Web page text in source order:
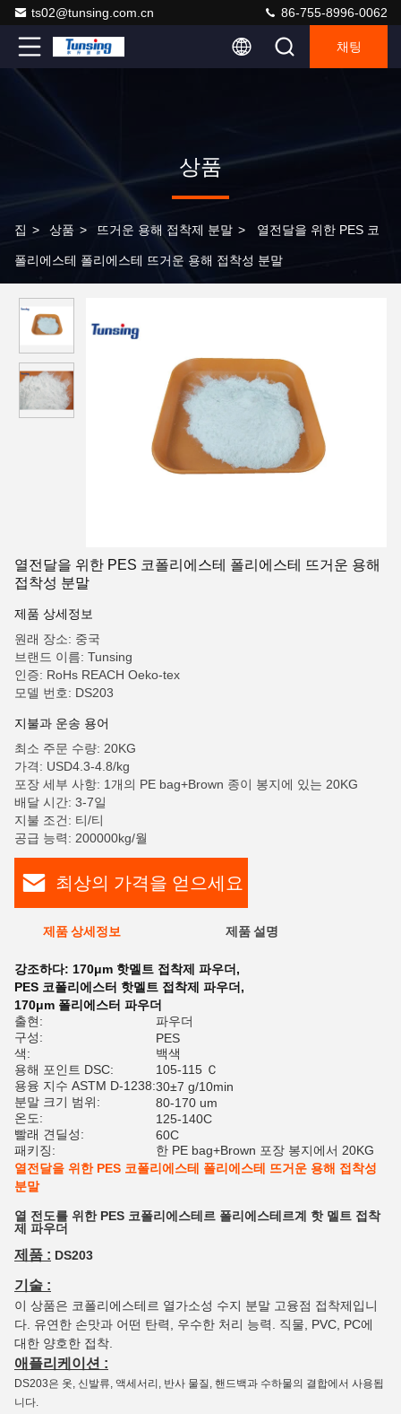
ts02@tunsing.com.cn 86-755-8996-0062
채팅
상품
집 > 상품 > 뜨거운 용해 접착제 분말 > 열전달을 위한 PES 코
폴리에스테 폴리에스테 뜨거운 용해 접착성 분말
열전달을 위한 PES 코폴리에스테 폴리에스테 뜨거운 용해
접착성 분말
제품 상세정보
원래 장소: 중국
브랜드 이름: Tunsing
인증: RoHs REACH Oeko-tex
모델 번호: DS203
지불과 운송 용어
최소 주문 수량: 20KG
가격: USD4.3-4.8/kg
포장 세부 사항: 1개의 PE bag+Brown 종이 봉지에 있는 20KG
배달 시간: 3-7일
지불 조건: 티/티
공급 능력: 200000kg/월
최상의 가격을 얻으세요
제품 상세정보 제품 설명
강조하다: 170μm 핫멜트 접착제 파우더 ,
PES 코폴리에스터 핫멜트 접착제 파우더 ,
170μm 폴리에스터 파우더
출현:
파우더
구성:
PES
색:
백색
용해 포인트 DSC:
105-115 Ｃ
용융 지수 ASTM D-1238:30±7 g/10min
분말 크기 범위:
80-170 um
온도:
125-140C
빨래 견딜성:
60C
패키징:
한 PE bag+Brown 포장 봉지에서 20KG
열전달을 위한 PES 코폴리에스테 폴리에스테 뜨거운 용해 접착성
분말
열 전도를 위한 PES 코폴리에스테르 폴리에스테르계 핫 멜트 접착
제 파우더
제품 : DS203
기술 :
이 상품은 코폴리에스테르 열가소성 수지 분말 고융점 접착제입니
다. 유연한 손맛과 어떤 탄력, 우수한 처리 능력. 직물, PVC, PC에
대한 양호한 접착.
애플리케이션 :
DS203은 옷, 신발류, 액세서리, 반사 물질, 핸드백과 수하물의 결합에서 사용됩
니다.